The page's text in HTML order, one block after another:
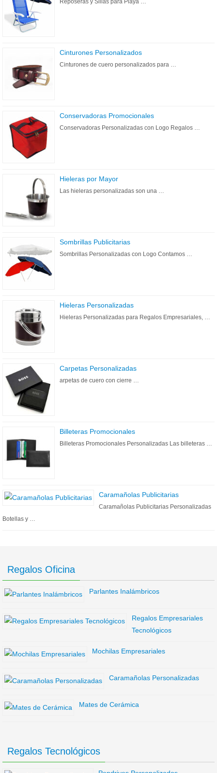
Reposeras y Sillas para Playa …
Cinturones Personalizados
Cinturones de cuero personalizados para …
Conservadoras Promocionales
Conservadoras Personalizadas con Logo Regalos …
Hieleras por Mayor
Las hieleras personalizadas son una …
Sombrillas Publicitarias
Sombrillas Personalizadas con Logo Contamos …
Hieleras Personalizadas
Hieleras Personalizadas para Regalos Empresariales, …
Carpetas Personalizadas
arpetas de cuero con cierre …
Billeteras Promocionales
Billeteras Promocionales Personalizadas Las billeteras …
Caramañolas Publicitarias
Caramañolas Publicitarias Personalizadas
Botellas y …
Regalos Oficina
Parlantes Inalámbricos
Regalos Empresariales
Tecnológicos
Mochilas Empresariales
Caramañolas Personalizadas
Mates de Cerámica
Regalos Tecnológicos